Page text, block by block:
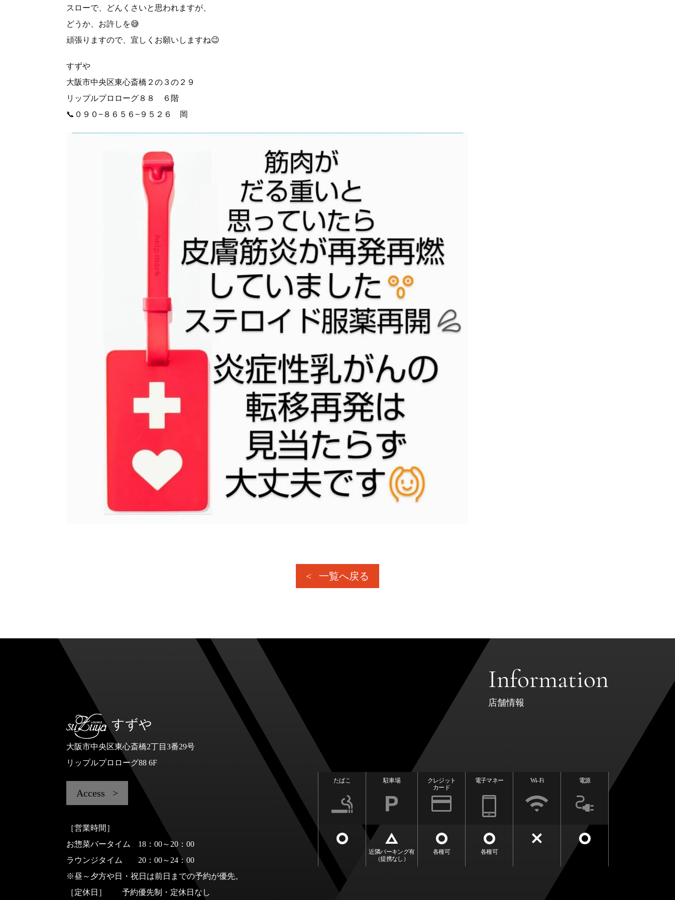
スローで、どんくさいと思われますが、
どうか、お許しを😅
頑張りますので、宜しくお願いしますね😉
すずや
大阪市中央区東心斎橋２の３の２９
リップルプロローグ８８ ６階
📞０９０−８６５６−９５２６ 岡
一覧へ戻る
Information
店舗情報
すずや
大阪市中央区東心斎橋2丁目3番29号
リップルプロローグ88 6F
Access
［営業時間］
お惣菜バータイム
18：00～20：00
ラウンジタイム
20：00～24：00
※昼～夕方や日・祝日は前日までの予約が優先。
［定休日］
予約優先制・定休日なし
たばこ 駐車場
クレジット
カード
電子マネー Wi–Fi 電源
近隣パーキング有
（提携なし）
各種可 各種可